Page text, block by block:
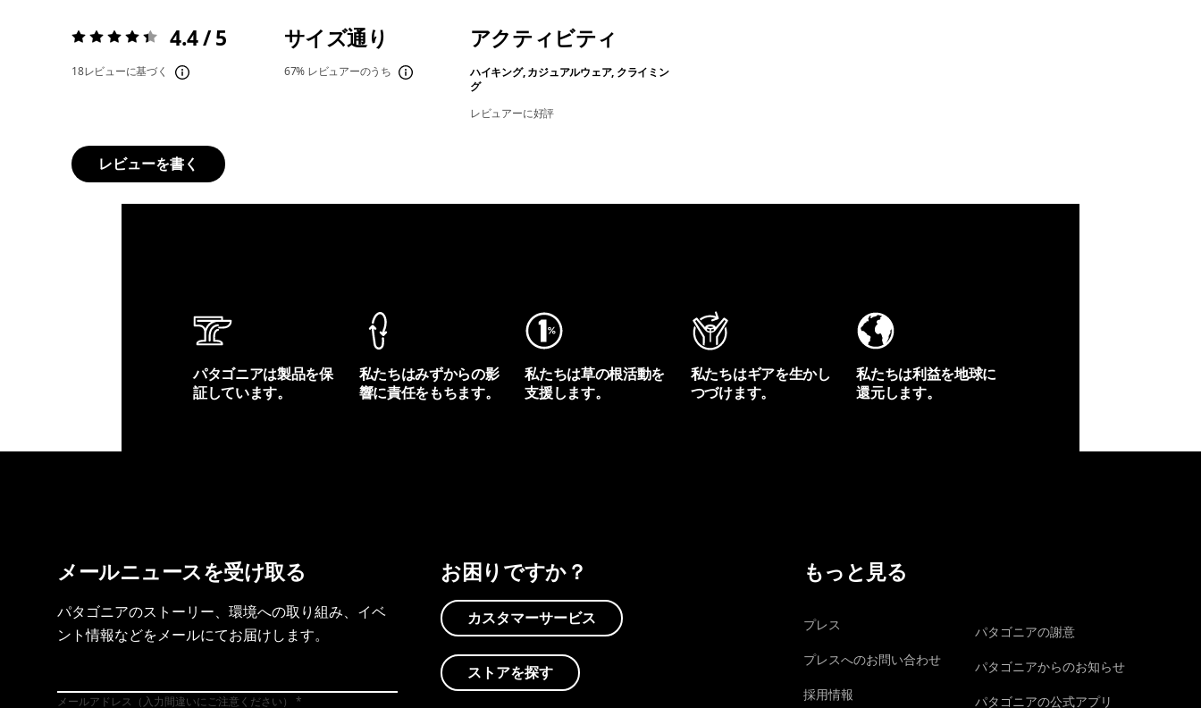
評価:4.4 / 5 4.4 / 5
18レビューに基づく
サイズ通り
67% レビュアーのうち
アクティビティ
ハイキング, カジュアルウェア, クライミン
グ
レビュアーに好評
レビューを書く
パタゴニアは製品を保
証しています。
私たちはみずからの影
響に責任をもちます。
私たちは草の根活動を
支援します。
私たちはギアを生かし
つづけます。
私たちは利益を地球に
還元します。
メールニュースを受け取る
パタゴニアのストーリー、環境への取り組み、イベ
ント情報などをメールにてお届けします。
メールアドレス（入力間違いにご注意ください）
お困りですか？
カスタマーサービス
ストアを探す
もっと見る
プレス
プレスへのお問い合わせ
採用情報
パタゴニアの謝意
パタゴニアからのお知らせ
パタゴニアの公式アプリ